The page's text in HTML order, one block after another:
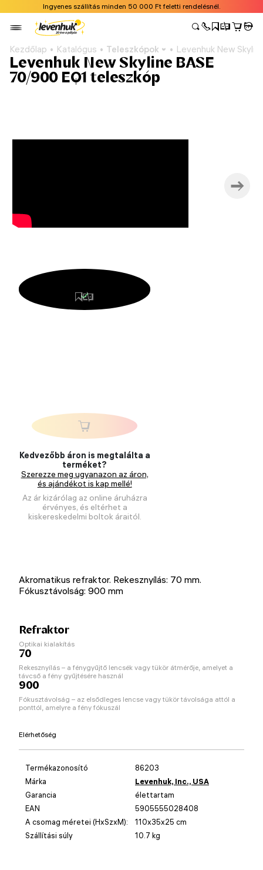
Ingyenes szállítás minden 50 000 Ft feletti rendelésnél.
Kezdőlap Katalógus Teleszkópok Levenhuk New
Levenhuk New Skyline BASE
70/900 EQ1 teleszkóp
Kedvezőbb áron is megtalálta a
terméket?
Szerezze meg ugyanazon az áron,
és ajándékot is kap mellé!
Az ár kizárólag az online áruházra
érvényes, és eltérhet a
kiskereskedelmi boltok áraitól.
Akromatikus refraktor. Rekesznyílás: 70 mm.
Fókusztávolság: 900 mm
Refraktor
Optikai kialakítás
70
Rekesznyílás – a fénygyűjtő lencsék vagy tükör átmérője, amelyet a
távcső a fény gyűjtésére használ
900
Fókusztávolság – az elsődleges lencse vagy tükör távolsága attól a
ponttól, amelyre a fény fókuszál
Elérhetőség
Termékazonosító
86203
Márka
Levenhuk, Inc., USA
Garancia
élettartam
EAN
5905555028408
A csomag méretei (HxSzxM):
110x35x25 cm
Szállítási súly
10.7 kg